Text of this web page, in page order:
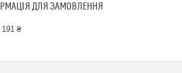
ДЛЯ ЗАМОВЛЕННЯ
191 ₴